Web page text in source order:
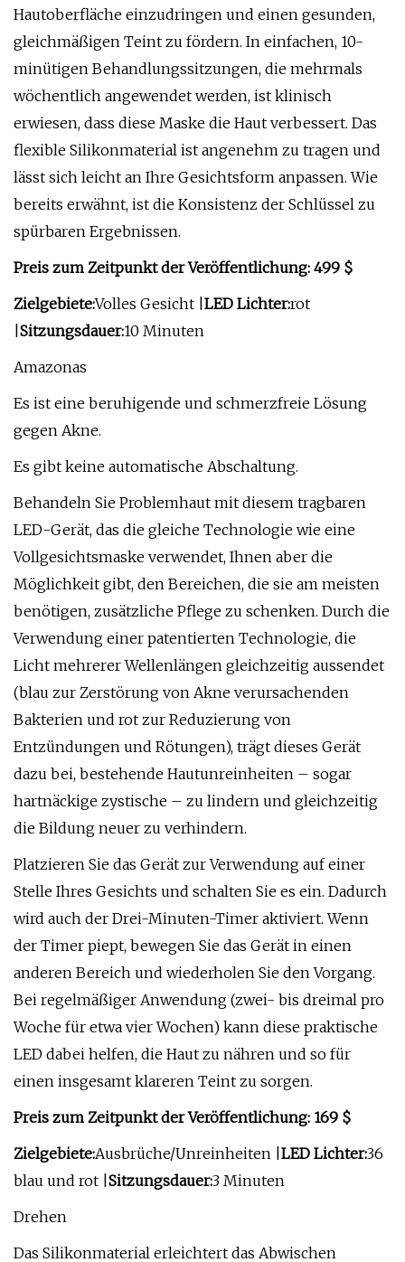
Hautoberfläche einzudringen und einen gesunden,
gleichmäßigen Teint zu fördern. In einfachen, 10-
minütigen Behandlungssitzungen, die mehrmals
wöchentlich angewendet werden, ist klinisch
erwiesen, dass diese Maske die Haut verbessert. Das
flexible Silikonmaterial ist angenehm zu tragen und
lässt sich leicht an Ihre Gesichtsform anpassen. Wie
bereits erwähnt, ist die Konsistenz der Schlüssel zu
spürbaren Ergebnissen.
Preis zum Zeitpunkt der Veröffentlichung: 499 $
Zielgebiete:Volles Gesicht | LED Lichter:rot
Sitzungsdauer:10 Minuten
Amazonas
Es ist eine beruhigende und schmerzfreie Lösung
gegen Akne.
Es gibt keine automatische Abschaltung.
Behandeln Sie Problemhaut mit diesem tragbaren
LED-Gerät, das die gleiche Technologie wie eine
Vollgesichtsmaske verwendet, Ihnen aber die
Möglichkeit gibt, den Bereichen, die sie am meisten
benötigen, zusätzliche Pflege zu schenken. Durch die
Verwendung einer patentierten Technologie, die
Licht mehrerer Wellenlängen gleichzeitig aussendet
(blau zur Zerstörung von Akne verursachenden
Bakterien und rot zur Reduzierung von
Entzündungen und Rötungen), trägt dieses Gerät
dazu bei, bestehende Hautunreinheiten – sogar
hartnäckige zystische – zu lindern und gleichzeitig
die Bildung neuer zu verhindern.
Platzieren Sie das Gerät zur Verwendung auf einer
Stelle Ihres Gesichts und schalten Sie es ein. Dadurch
wird auch der Drei-Minuten-Timer aktiviert. Wenn
der Timer piept, bewegen Sie das Gerät in einen
anderen Bereich und wiederholen Sie den Vorgang.
Bei regelmäßiger Anwendung (zwei- bis dreimal pro
Woche für etwa vier Wochen) kann diese praktische
LED dabei helfen, die Haut zu nähren und so für
einen insgesamt klareren Teint zu sorgen.
Preis zum Zeitpunkt der Veröffentlichung: 169 $
Zielgebiete:Ausbrüche/Unreinheiten | LED Lichter:36
blau und rot | Sitzungsdauer:3 Minuten
Drehen
Das Silikonmaterial erleichtert das Abwischen